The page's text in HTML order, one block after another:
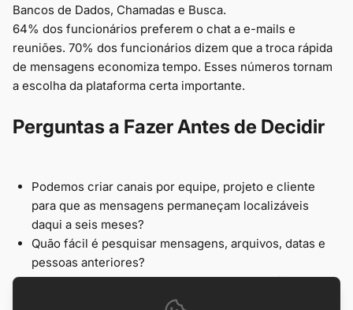
Bancos de Dados, Chamadas e Busca.
64% dos funcionários preferem o chat a e-mails e
reuniões. 70% dos funcionários dizem que a troca rápida
de mensagens economiza tempo. Esses números tornam
a escolha da plataforma certa importante.
Perguntas a Fazer Antes de Decidir
Podemos criar canais por equipe, projeto e cliente
para que as mensagens permaneçam localizáveis
daqui a seis meses?
Quão fácil é pesquisar mensagens, arquivos, datas e
pessoas anteriores?
Ele suporta controle de acesso seguro, desligamento
de funcionários e controles administrativos?